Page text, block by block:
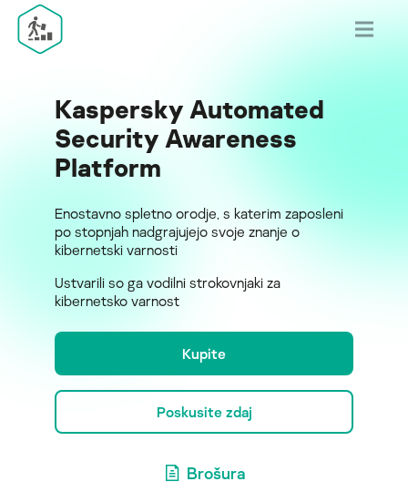
Kaspersky Automated
Security Awareness
Platform
Enostavno spletno orodje, s katerim zaposleni
po stopnjah nadgrajujejo svoje znanje o
kibernetski varnosti
Ustvarili so ga vodilni strokovnjaki za
kibernetsko varnost
Kupite
Poskusite zdaj
Brošura